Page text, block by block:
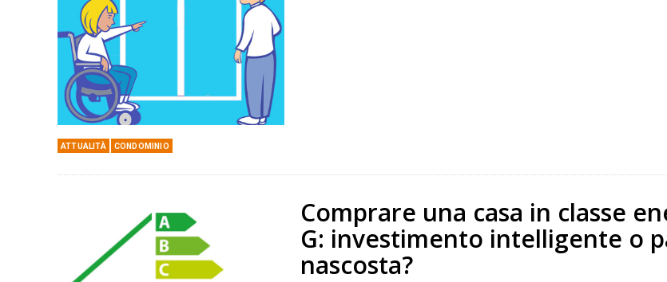
ATTUALITÀ CONDOMINIO
Comprare una casa in classe
G: investimento intelligente o
nascosta?